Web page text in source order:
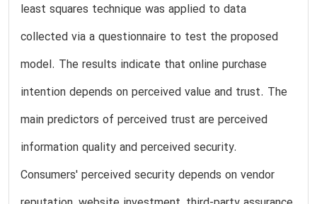
least squares technique was applied to data
collected via a questionnaire to test the proposed
model. The results indicate that online purchase
intention depends on perceived value and trust. The
main predictors of perceived trust are perceived
information quality and perceived security.
Consumers' perceived security depends on vendor